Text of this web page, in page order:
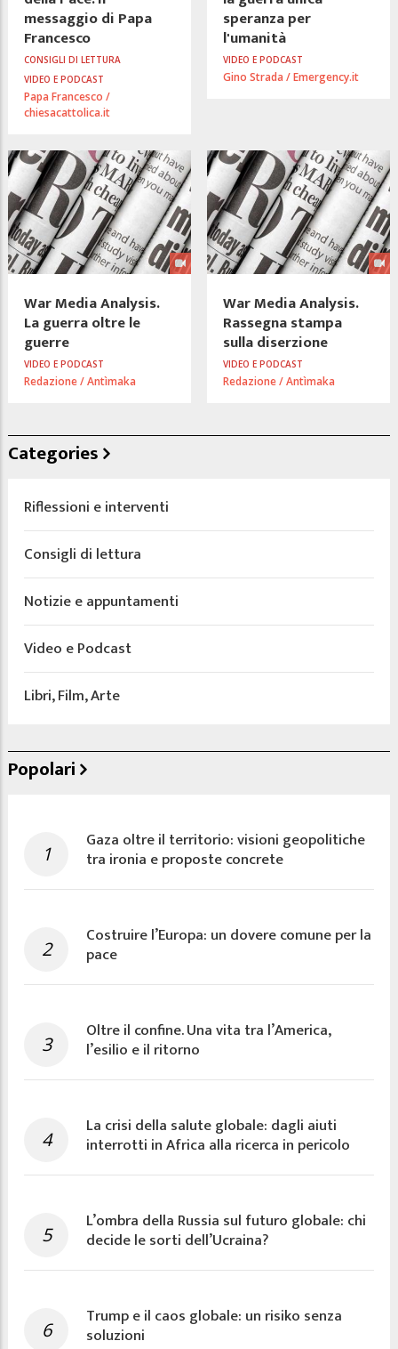
messaggio di Papa
Francesco
CONSIGLI DI LETTURA
VIDEO E PODCAST
Papa Francesco /
chiesacattolica.it
speranza per
l'umanità
VIDEO E PODCAST
Gino Strada / Emergency.it
War Media Analysis.
La guerra oltre le
guerre
VIDEO E PODCAST
Redazione / Antìmaka
War Media Analysis.
Rassegna stampa
sulla diserzione
VIDEO E PODCAST
Redazione / Antìmaka
Categories
Riflessioni e interventi
Consigli di lettura
Notizie e appuntamenti
Video e Podcast
Libri, Film, Arte
Popolari
1
Gaza oltre il territorio: visioni geopolitiche
tra ironia e proposte concrete
2
Costruire l’Europa: un dovere comune per la
pace
3
Oltre il confine. Una vita tra l’America,
l’esilio e il ritorno
4
La crisi della salute globale: dagli aiuti
interrotti in Africa alla ricerca in pericolo
5
L’ombra della Russia sul futuro globale: chi
decide le sorti dell’Ucraina?
6
Trump e il caos globale: un risiko senza
soluzioni